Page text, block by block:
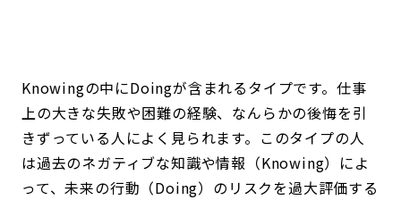
Knowingの中にDoingが含まれるタイプです。仕事
上の大きな失敗や困難の経験、なんらかの後悔を引
きずっている人によく見られます。このタイプの人
は過去のネガティブな知識や情報（Knowing）によ
って、未来の行動（Doing）のリスクを過大評価する